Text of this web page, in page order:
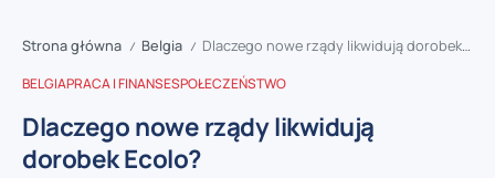
Strona główna / Belgia / Dlaczego nowe rządy likwidują dorobek Ecolo?
BELGIAPRACA I FINANSESPOŁECZEŃSTWO
Dlaczego nowe rządy likwidują
dorobek Ecolo?